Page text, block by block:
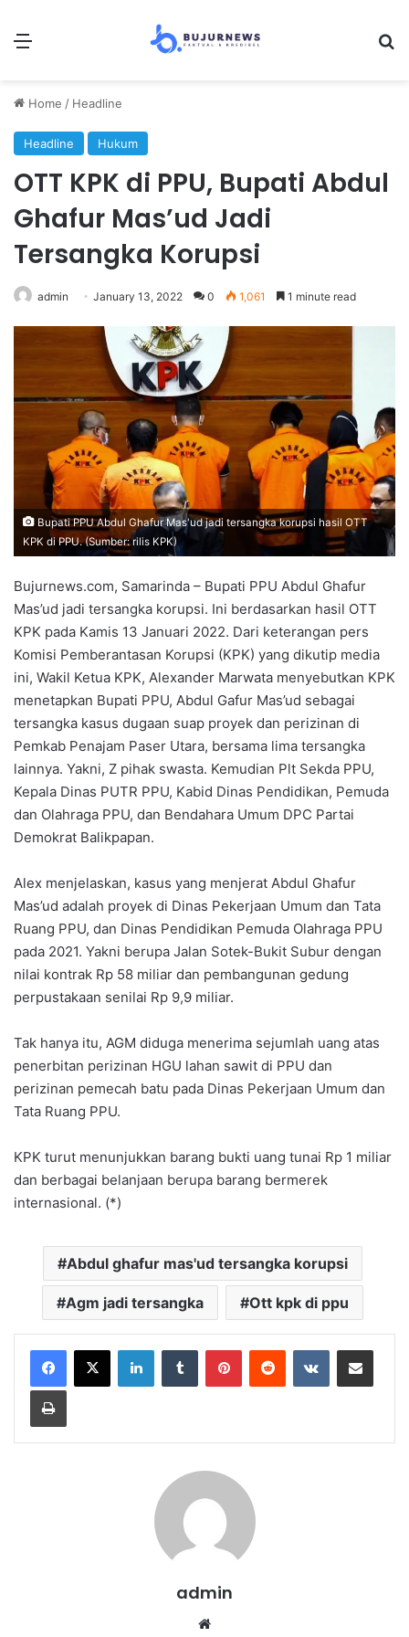
Menu
Home / Headline
Headline Hukum
OTT KPK di PPU, Bupati Abdul
Ghafur Mas’ud Jadi
Tersangka Korupsi
admin January 13, 2022 0 1,061 1 minute read
Bupati PPU Abdul Ghafur Mas'ud jadi tersangka korupsi hasil OTT
KPK di PPU. (Sumber: rilis KPK)
Bujurnews.com, Samarinda – Bupati PPU Abdul Ghafur
Mas’ud jadi tersangka korupsi. Ini berdasarkan hasil OTT
KPK pada Kamis 13 Januari 2022. Dari keterangan pers
Komisi Pemberantasan Korupsi (KPK) yang dikutip media
ini, Wakil Ketua KPK, Alexander Marwata menyebutkan KPK
menetapkan Bupati PPU, Abdul Gafur Mas’ud sebagai
tersangka kasus dugaan suap proyek dan perizinan di
Pemkab Penajam Paser Utara, bersama lima tersangka
lainnya. Yakni, Z pihak swasta. Kemudian Plt Sekda PPU,
Kepala Dinas PUTR PPU, Kabid Dinas Pendidikan, Pemuda
dan Olahraga PPU, dan Bendahara Umum DPC Partai
Demokrat Balikpapan.
Alex menjelaskan, kasus yang menjerat Abdul Ghafur
Mas’ud adalah proyek di Dinas Pekerjaan Umum dan Tata
Ruang PPU, dan Dinas Pendidikan Pemuda Olahraga PPU
pada 2021. Yakni berupa Jalan Sotek-Bukit Subur dengan
nilai kontrak Rp 58 miliar dan pembangunan gedung
perpustakaan senilai Rp 9,9 miliar.
Tak hanya itu, AGM diduga menerima sejumlah uang atas
penerbitan perizinan HGU lahan sawit di PPU dan
perizinan pemecah batu pada Dinas Pekerjaan Umum dan
Tata Ruang PPU.
KPK turut menunjukkan barang bukti uang tunai Rp 1 miliar
dan berbagai belanjaan berupa barang bermerek
internasional. (*)
Abdul ghafur mas'ud tersangka korupsi
Agm jadi tersangka Ott kpk di ppu
LinkedInTumblr PinterestReddit VKontakteShare via Email
Print
admin